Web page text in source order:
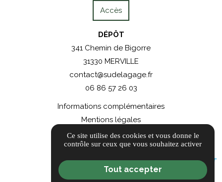
Accès
DÉPÔT
341 Chemin de Bigorre
31330 MERVILLE
contact@sudelagage.fr
06 86 57 26 03
Informations complémentaires
Mentions légales
Politique de confidentialité
Gestion des cookies
Ce site utilise des cookies et vous donne le
contrôle sur ceux que vous souhaitez activer
Tout accepter